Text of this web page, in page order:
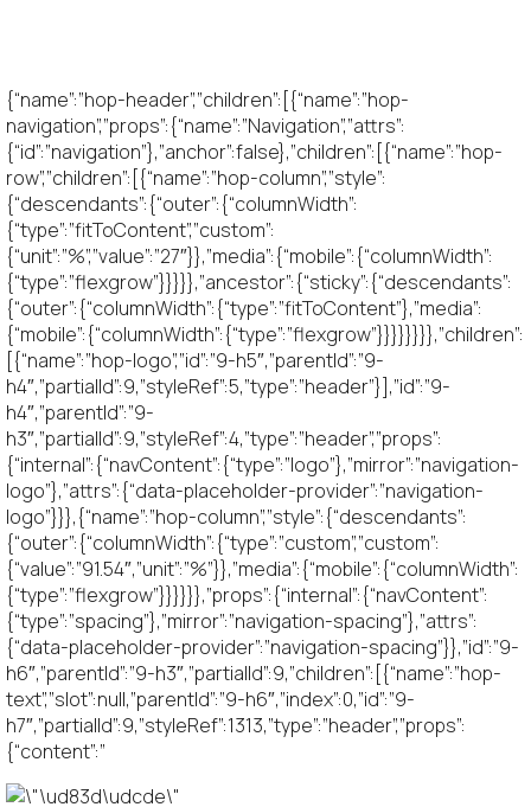
{“name”:”hop-header”,”children”:[{“name”:”hop-
navigation”,”props”:{“name”:”Navigation”,”attrs”:
{“id”:”navigation”},”anchor”:false},”children”:[{“name”:”hop-
row”,”children”:[{“name”:”hop-column”,”style”:
{“descendants”:{“outer”:{“columnWidth”:
{“type”:”fitToContent”,”custom”:
{“unit”:”%”,”value”:”27″}},”media”:{“mobile”:{“columnWidth”:
{“type”:”flexgrow”}}}}},”ancestor”:{“sticky”:{“descendants”:
{“outer”:{“columnWidth”:{“type”:”fitToContent”},”media”:
{“mobile”:{“columnWidth”:{“type”:”flexgrow”}}}}}}}},”children”:
[{“name”:”hop-logo”,”id”:”9-h5″,”parentId”:”9-
h4″,”partialId”:9,”styleRef”:5,”type”:”header”}],”id”:”9-
h4″,”parentId”:”9-
h3″,”partialId”:9,”styleRef”:4,”type”:”header”,”props”:
{“internal”:{“navContent”:{“type”:”logo”},”mirror”:”navigation-
logo”},”attrs”:{“data-placeholder-provider”:”navigation-
logo”}}},{“name”:”hop-column”,”style”:{“descendants”:
{“outer”:{“columnWidth”:{“type”:”custom”,”custom”:
{“value”:”91.54″,”unit”:”%”}},”media”:{“mobile”:{“columnWidth”:
{“type”:”flexgrow”}}}}}},”props”:{“internal”:{“navContent”:
{“type”:”spacing”},”mirror”:”navigation-spacing”},”attrs”:
{“data-placeholder-provider”:”navigation-spacing”}},”id”:”9-
h6″,”parentId”:”9-h3″,”partialId”:9,”children”:[{“name”:”hop-
text”,”slot”:null,”parentId”:”9-h6″,”index”:0,”id”:”9-
h7″,”partialId”:9,”styleRef”:1313,”type”:”header”,”props”:
{“content”:”